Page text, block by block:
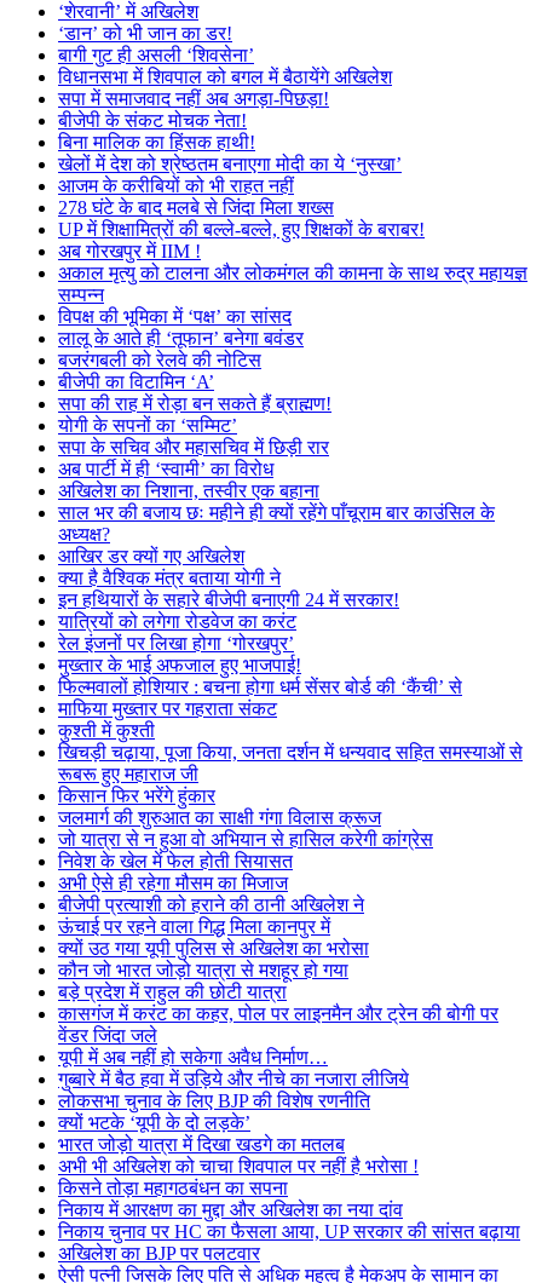
‘शेरवानी’ में अखिलेश
‘डान’ को भी जान का डर!
बागी गुट ही असली ‘शिवसेना’
विधानसभा में शिवपाल को बगल में बैठायेंगे अखिलेश
सपा में समाजवाद नहीं अब अगड़ा-पिछड़ा!
बीजेपी के संकट मोचक नेता!
बिना मालिक का हिंसक हाथी!
खेलों में देश को श्रेष्ठतम बनाएगा मोदी का ये ‘नुस्खा’
आजम के करीबियों को भी राहत नहीं
278 घंटे के बाद मलबे से जिंदा मिला शख्स
UP में शिक्षामित्रों की बल्ले-बल्ले, हुए शिक्षकों के बराबर!
अब गोरखपुर में IIM !
अकाल मृत्यु को टालना और लोकमंगल की कामना के साथ रुद्र महायज्ञ
सम्पन्न
विपक्ष की भूमिका में ‘पक्ष’ का सांसद
लालू के आते ही ‘तूफान’ बनेगा बवंडर
बजरंगबली को रेलवे की नोटिस
बीजेपी का विटामिन ‘A’
सपा की राह में रोड़ा बन सकते हैं ब्राह्मण!
योगी के सपनों का ‘सम्मिट’
सपा के सचिव और महासचिव में छिड़ी रार
अब पार्टी में ही ‘स्वामी’ का विरोध
अखिलेश का निशाना, तस्वीर एक बहाना
साल भर की बजाय छः महीने ही क्यों रहेंगे पाँचूराम बार काउंसिल के
अध्यक्ष?
आखिर डर क्यों गए अखिलेश
क्या है वैश्विक मंत्र बताया योगी ने
इन हथियारों के सहारे बीजेपी बनाएगी 24 में सरकार!
यात्रियों को लगेगा रोडवेज का करंट
रेल इंजनों पर लिखा होगा ‘गोरखपुर’
मुख्तार के भाई अफजाल हुए भाजपाई!
फिल्मवालों होशियार : बचना होगा धर्म सेंसर बोर्ड की ‘कैंची’ से
माफिया मुख्तार पर गहराता संकट
कुश्ती में कुश्ती
खिचड़ी चढ़ाया, पूजा किया, जनता दर्शन में धन्यवाद सहित समस्याओं से
रूबरू हुए महाराज जी
किसान फिर भरेंगे हुंकार
जलमार्ग की शुरुआत का साक्षी गंगा विलास क्रूज
जो यात्रा से न हुआ वो अभियान से हासिल करेगी कांग्रेस
निवेश के खेल में फेल होती सियासत
अभी ऐसे ही रहेगा मौसम का मिजाज
बीजेपी प्रत्याशी को हराने की ठानी अखिलेश ने
ऊंचाई पर रहने वाला गिद्ध मिला कानपुर में
क्यों उठ गया यूपी पुलिस से अखिलेश का भरोसा
कौन जो भारत जोड़ो यात्रा से मशहूर हो गया
बड़े प्रदेश में राहुल की छोटी यात्रा
कासगंज में करंट का कहर, पोल पर लाइनमैन और ट्रेन की बोगी पर
वेंडर जिंदा जले
यूपी में अब नहीं हो सकेगा अवैध निर्माण…
गुब्बारे में बैठ हवा में उड़िये और नीचे का नजारा लीजिये
लोकसभा चुनाव के लिए BJP की विशेष रणनीति
क्यों भटके ‘यूपी के दो लड़के’
भारत जोड़ो यात्रा में दिखा खडगे का मतलब
अभी भी अखिलेश को चाचा शिवपाल पर नहीं है भरोसा !
किसने तोड़ा महागठबंधन का सपना
निकाय में आरक्षण का मुद्दा और अखिलेश का नया दांव
निकाय चुनाव पर HC का फैसला आया, UP सरकार की सांसत बढ़ाया
अखिलेश का BJP पर पलटवार
ऐसी पत्नी जिसके लिए पति से अधिक महत्व है मेकअप के सामान का